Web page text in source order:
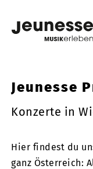
Jeunesse
Konzerte in
Hier findest du
ganz Österreich: